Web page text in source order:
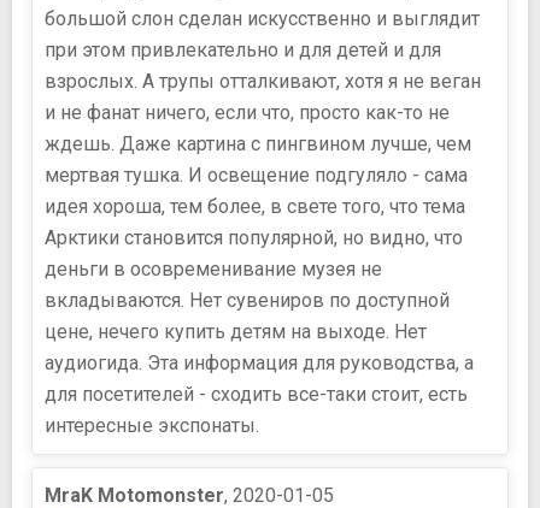
большой слон сделан искусственно и выглядит
при этом привлекательно и для детей и для
взрослых. А трупы отталкивают, хотя я не веган
и не фанат ничего, если что, просто как-то не
ждешь. Даже картина с пингвином лучше, чем
мертвая тушка. И освещение подгуляло - сама
идея хороша, тем более, в свете того, что тема
Арктики становится популярной, но видно, что
деньги в осовременивание музея не
вкладываются. Нет сувениров по доступной
цене, нечего купить детям на выходе. Нет
аудиогида. Эта информация для руководства, а
для посетителей - сходить все-таки стоит, есть
интересные экспонаты.
MraK Motomonster, 2020-01-05